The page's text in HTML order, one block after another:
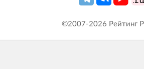
©2007-2026 Рейтинг